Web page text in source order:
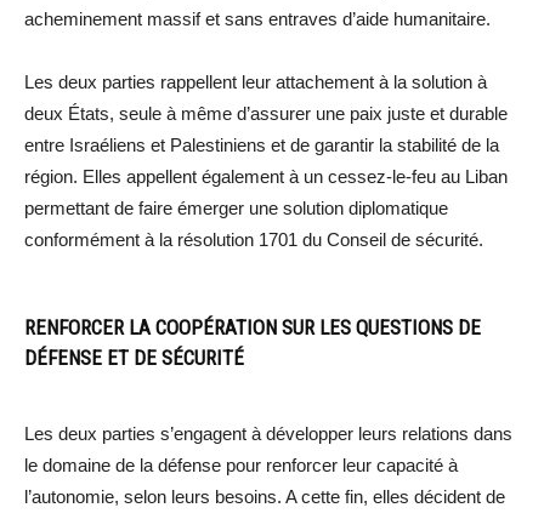
acheminement massif et sans entraves d’aide humanitaire.
Les deux parties rappellent leur attachement à la solution à
deux États, seule à même d’assurer une paix juste et durable
entre Israéliens et Palestiniens et de garantir la stabilité de la
région. Elles appellent également à un cessez-le-feu au Liban
permettant de faire émerger une solution diplomatique
conformément à la résolution 1701 du Conseil de sécurité.
RENFORCER LA COOPÉRATION SUR LES QUESTIONS DE
DÉFENSE ET DE SÉCURITÉ
Les deux parties s’engagent à développer leurs relations dans
le domaine de la défense pour renforcer leur capacité à
l’autonomie, selon leurs besoins. A cette fin, elles décident de